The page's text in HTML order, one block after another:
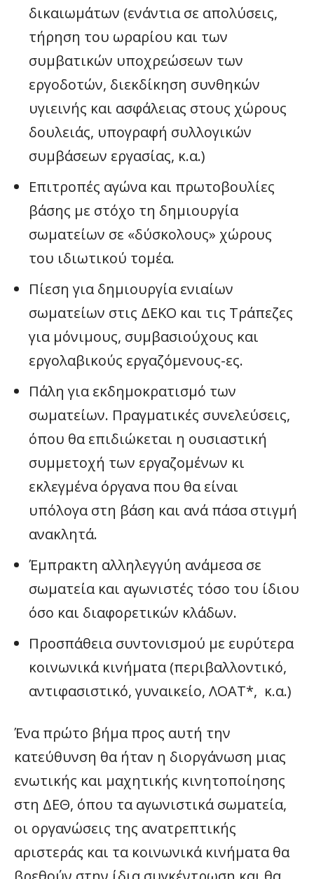
δικαιωμάτων (ενάντια σε απολύσεις,
τήρηση του ωραρίου και των
συμβατικών υποχρεώσεων των
εργοδοτών, διεκδίκηση συνθηκών
υγιεινής και ασφάλειας στους χώρους
δουλειάς, υπογραφή συλλογικών
συμβάσεων εργασίας, κ.α.)
Επιτροπές αγώνα και πρωτοβουλίες
βάσης με στόχο τη δηµιουργία
σωµατείων σε «δύσκολους» χώρους
του ιδιωτικού τοµέα.
Πίεση για δηµιουργία ενιαίων
σωµατείων στις ΔΕΚΟ και τις Τράπεζες
για µόνιµους, συµβασιούχους και
εργολαβικούς εργαζόµενους-ες.
Πάλη για εκδημοκρατισμό των
σωματείων. Πραγματικές συνελεύσεις,
όπου θα επιδιώκεται η ουσιαστική
συμμετοχή των εργαζομένων κι
εκλεγμένα όργανα που θα είναι
υπόλογα στη βάση και ανά πάσα στιγμή
ανακλητά.
Έμπρακτη αλληλεγγύη ανάμεσα σε
σωματεία και αγωνιστές τόσο του ίδιου
όσο και διαφορετικών κλάδων.
Προσπάθεια συντονισμού με ευρύτερα
κοινωνικά κινήματα (περιβαλλοντικό,
αντιφασιστικό, γυναικείο, ΛΟΑΤ*, κ.α.)
Ένα πρώτο βήμα προς αυτή την
κατεύθυνση θα ήταν η διοργάνωση μιας
ενωτικής και μαχητικής κινητοποίησης
στη ΔΕΘ, όπου τα αγωνιστικά σωματεία,
οι οργανώσεις της ανατρεπτικής
αριστεράς και τα κοινωνικά κινήματα θα